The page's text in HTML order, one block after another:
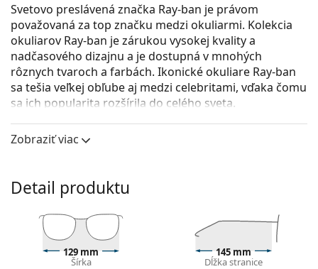
Svetovo preslávená značka Ray-ban je právom
považovaná za top značku medzi okuliarmi. Kolekcia
okuliarov Ray-ban je zárukou vysokej kvality a
nadčasového dizajnu a je dostupná v mnohých
rôznych tvaroch a farbách. Ikonické okuliare Ray-ban
sa tešia veľkej obľube aj medzi celebritami, vďaka čomu
sa ich popularita rozšírila do celého sveta.
Ray-Ban Elliot 0RX5397 2000sú unisex dioptrické
okuliare.
Čierna farba rámov skvele ladí so studeným
svetlými blond vlasmi.
Štvorcové rámy sú ideálnou voľbou, ak máte
okrúhly, oválny alebo trojuholníkový typ tváre.
Zobraziť viac
Detail produktu
129 mm
Šírka
145 mm
Dĺžka stranice